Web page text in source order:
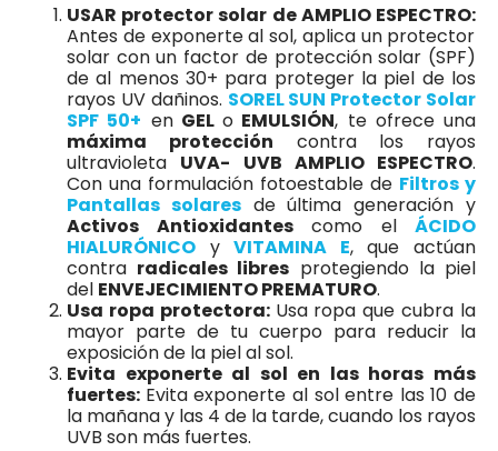
USAR protector solar de AMPLIO ESPECTRO:
Antes de exponerte al sol, aplica un protector
solar con un factor de protección solar (SPF)
de al menos 30+ para proteger la piel de los
rayos UV dañinos. SOREL SUN Protector Solar
SPF 50+ enGEL o EMULSIÓN, te ofrece una
máxima protección contra los rayos
ultravioleta UVA- UVB AMPLIO ESPECTRO.
Con una formulación fotoestable de Filtros y
Pantallas solaresde última generación y
Activos Antioxidantescomo el ÁCIDO
HIALURÓNICO y VITAMINA E, que actúan
contra radicales libres protegiendo la piel
del ENVEJECIMIENTO PREMATURO.
Usa ropa protectora: Usa ropa que cubra la
mayor parte de tu cuerpo para reducir la
exposición de la piel al sol.
Evita exponerte al sol en las horas más
fuertes: Evita exponerte al sol entre las 10 de
la mañana y las 4 de la tarde, cuando los rayos
UVB son más fuertes.